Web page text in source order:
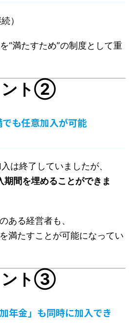
）
“満たすため”の制度として重
ント②
も任意加入が可能
は終了していましたが、
期間を埋めることができま
ある経営者も、
満たすことが可能になってい
ント③
年金」も同時に加入でき